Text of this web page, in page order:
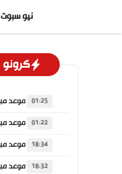
المحتوى
نيو سبوت
كرونو
01:25
01:22
18:34
18:32